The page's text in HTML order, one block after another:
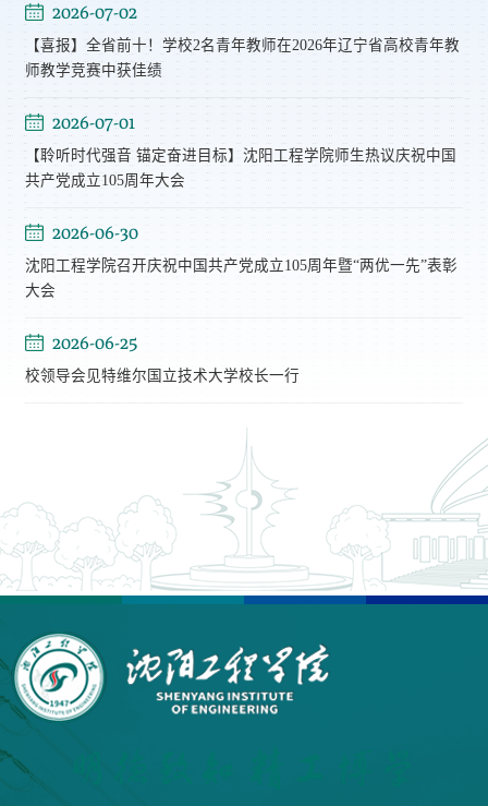
2026-07-02
【喜报】全省前十！学校2名青年教师在2026年辽宁省高校青年教
师教学竞赛中获佳绩
2026-07-01
【聆听时代强音 锚定奋进目标】沈阳工程学院师生热议庆祝中国
共产党成立105周年大会
2026-06-30
沈阳工程学院召开庆祝中国共产党成立105周年暨“两优一先”表彰
大会
2026-06-25
校领导会见特维尔国立技术大学校长一行